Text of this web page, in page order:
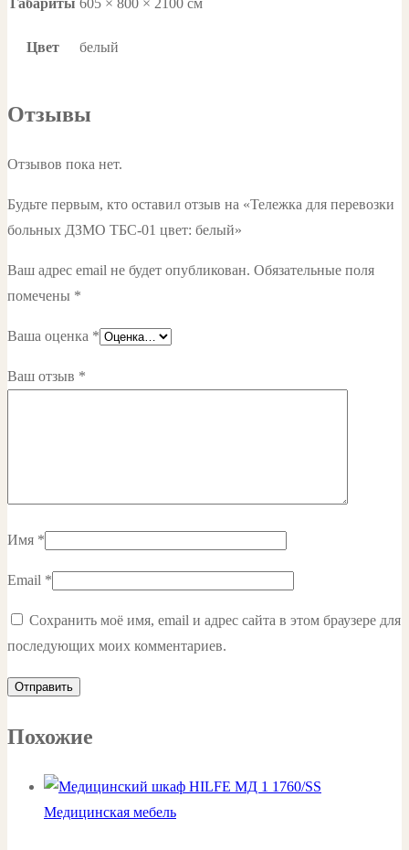
Цвет белый
Отзывы
Отзывов пока нет.
Будьте первым, кто оставил отзыв на «Тележка для перевозки
больных ДЗМО ТБС-01 цвет: белый»
Ваш адрес email не будет опубликован. Обязательные поля
помечены *
Ваша оценка *
Ваш отзыв *
Имя *
Email *
Сохранить моё имя, email и адрес сайта в этом браузере для
последующих моих комментариев.
Похожие
Медицинская мебель